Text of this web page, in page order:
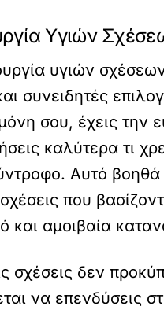
Υγιών
υγιών
συνειδητές
σου, έχεις την
καλύτερα τι
Αυτό βοηθά
σχέσεις που
και αμοιβαία
σχέσεις δεν
να επενδύσεις